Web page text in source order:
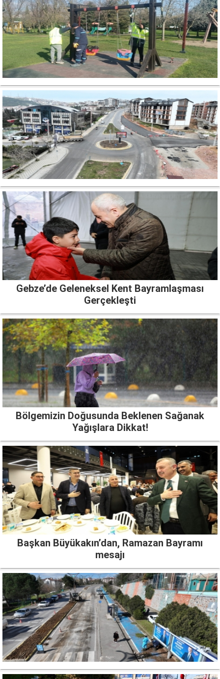
Gebze’de Geleneksel Kent Bayramlaşması
Gerçekleşti
Bölgemizin Doğusunda Beklenen Sağanak
Yağışlara Dikkat!
Başkan Büyükakın’dan, Ramazan Bayramı
mesajı